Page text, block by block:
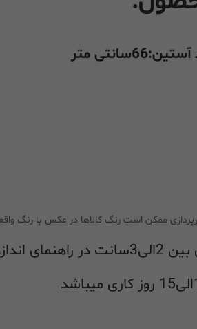
ممکن است رنگ کالاها در عکس با رنگ
محسوب نمیشود